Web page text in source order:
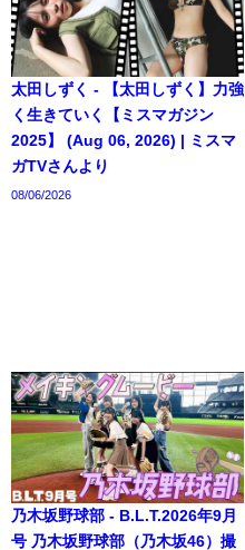
太田しずく - 【太田しずく】力強
く生きていく【ミスマガジン
2025】 (Aug 06, 2026) | ミスマ
ガTVさんより
08/06/2026
乃木坂野球部 - B.L.T.2026年9月
号 乃木坂野球部（乃木坂46）撮